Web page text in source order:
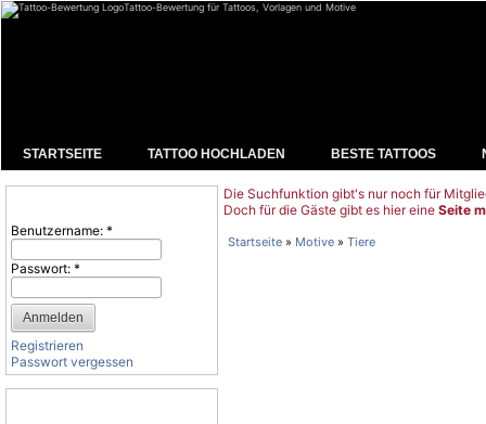
Tattoo-Bewertung für Tattoos, Vorlagen und Motive
STARTSEITE TATTOO HOCHLADEN BESTE TATTOOS
Benutzername: *
Passwort: *
Registrieren
Passwort vergessen
Die Suchfunktion gibt's nur noch für
Doch für die Gäste gibt es hier eine Seite
Startseite » Motive » Tiere